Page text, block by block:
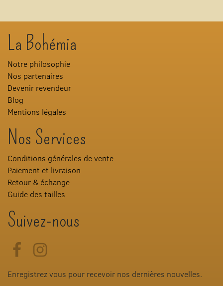
La Bohémia
Notre philosophie
Nos partenaires
Devenir revendeur
Blog
Mentions légales
Nos Services
Conditions générales de vente
Paiement et livraison
Retour & échange
Guide des tailles
Suivez-nous
FacebookInstagram
Enregistrez vous pour recevoir nos dernières nouvelles.